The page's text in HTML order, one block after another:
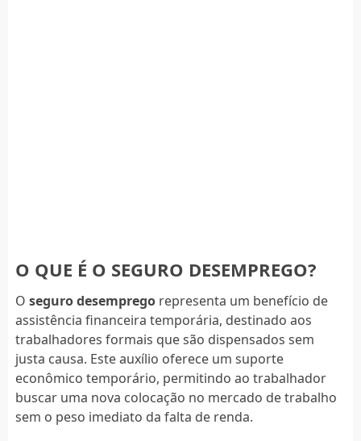
O QUE É O SEGURO DESEMPREGO?
O seguro desempregorepresenta um benefício de
assistência financeira temporária, destinado aos
trabalhadores formais que são dispensados sem
justa causa. Este auxílio oferece um suporte
econômico temporário, permitindo ao trabalhador
buscar uma nova colocação no mercado de trabalho
sem o peso imediato da falta de renda.